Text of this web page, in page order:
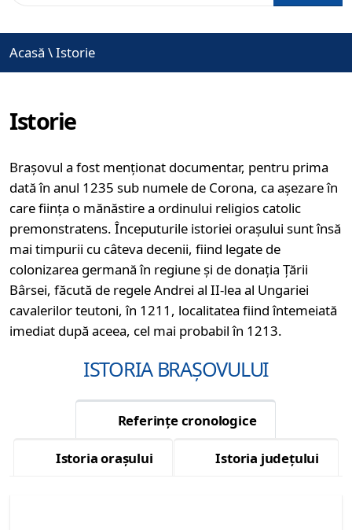
Acasă \Istorie
Istorie
Braşovul a fost menţionat documentar, pentru prima
dată în anul 1235 sub numele de Corona, ca aşezare în
care fiinţa o mănăstire a ordinului religios catolic
premonstratens. Începuturile istoriei oraşului sunt însă
mai timpurii cu câteva decenii, fiind legate de
colonizarea germană în regiune şi de donaţia Ţării
Bârsei, făcută de regele Andrei al II-lea al Ungariei
cavalerilor teutoni, în 1211, localitatea fiind întemeiată
imediat după aceea, cel mai probabil în 1213.
ISTORIA BRAȘOVULUI
Referințe cronologice
Istoria orașului Istoria județului